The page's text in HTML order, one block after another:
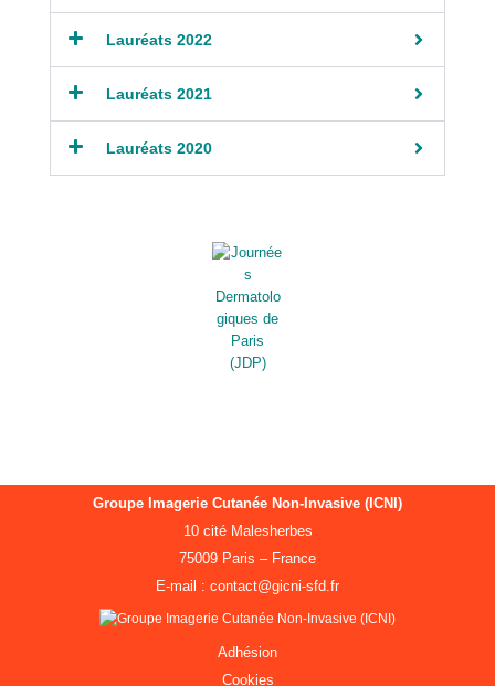
Lauréats 2022
Lauréats 2021
Lauréats 2020
Groupe Imagerie Cutanée Non-Invasive (ICNI)
10 cité Malesherbes
75009 Paris – France
E-mail : contact@gicni-sfd.fr
Adhésion
Cookies